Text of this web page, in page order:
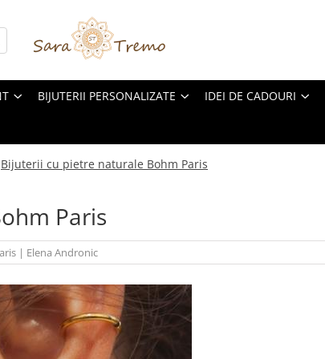
BIJUTERII PERSONALIZATE IDEI DE CADOURI
Bijuterii cu pietre naturale Bohm Paris
Paris
| Elena Andronic